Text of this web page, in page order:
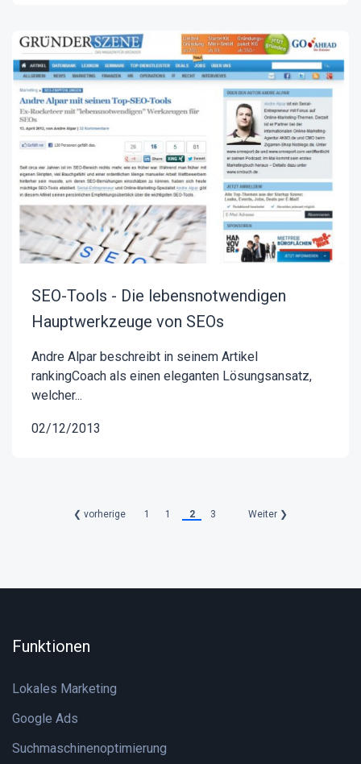
SEO-Tools - Die lebensnotwendigen
Hauptwerkzeuge von SEOs
Andre Alpar beschreibt in seinem Artikel
rankingCoach als einen eleganten Lösungsansatz,
welcher...
02/12/2013
❮ vorherige 1 1 2 3 Weiter ❯
Funktionen
Lokales Marketing
Google Ads
Suchmaschinenoptimierung